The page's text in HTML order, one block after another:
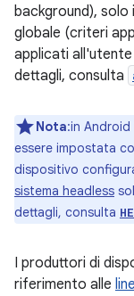
background),
globale (criteri
applicati all'utente
dettagli, consulta
Nota:in Android
essere impostata
dispositivo
sistema headless
dettagli, consulta
I produttori di
riferimento alle